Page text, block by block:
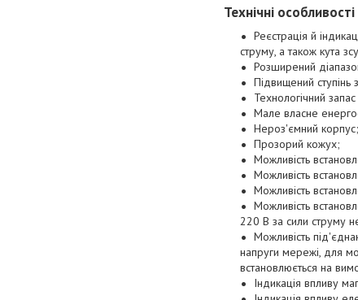
Технічні
Реєстрація й
струму, а також кута
Розширений
Підвищений ступінь
Технологічний
Мале власне
Нероз'ємний корпус;
Прозорий кожух;
Можливість
Можливість
Можливість
Можливість
220 В за сили струму
Можливість
напруги мережі, для
встановлюється на
Індикація впливу